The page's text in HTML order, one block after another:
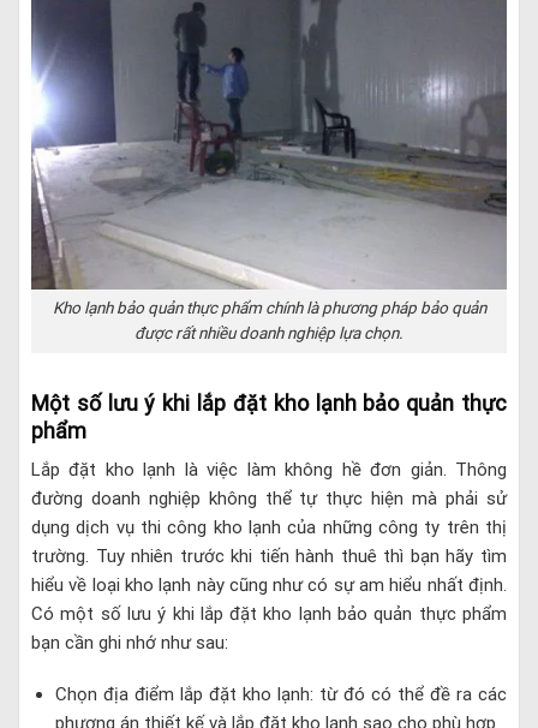
Kho lạnh bảo quản thực phẩm chính là phương pháp bảo quản
được rất nhiều doanh nghiệp lựa chọn.
Một số lưu ý khi lắp đặt kho lạnh bảo quản thực
phẩm
Lắp đặt kho lạnh là việc làm không hề đơn giản. Thông
đường doanh nghiệp không thể tự thực hiện mà phải sử
dụng dịch vụ thi công kho lạnh của những công ty trên thị
trường. Tuy nhiên trước khi tiến hành thuê thì bạn hãy tìm
hiểu về loại kho lạnh này cũng như có sự am hiểu nhất định.
Có một số lưu ý khi lắp đặt kho lạnh bảo quản thực phẩm
bạn cần ghi nhớ như sau:
Chọn địa điểm lắp đặt kho lạnh: từ đó có thể đề ra các